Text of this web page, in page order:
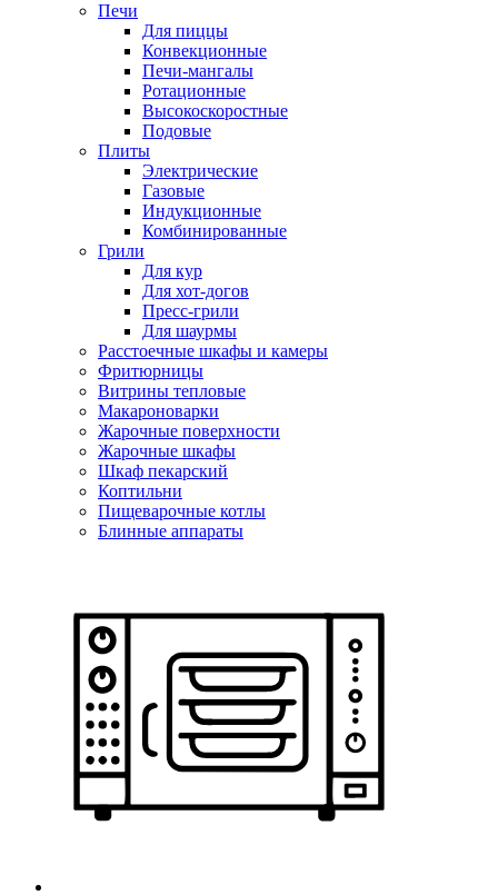
Печи
Для пиццы
Конвекционные
Печи-мангалы
Ротационные
Высокоскоростные
Подовые
Плиты
Электрические
Газовые
Индукционные
Комбинированные
Грили
Для кур
Для хот-догов
Пресс-грили
Для шаурмы
Расстоечные шкафы и камеры
Фритюрницы
Витрины тепловые
Макароноварки
Жарочные поверхности
Жарочные шкафы
Шкаф пекарский
Коптильни
Пищеварочные котлы
Блинные аппараты